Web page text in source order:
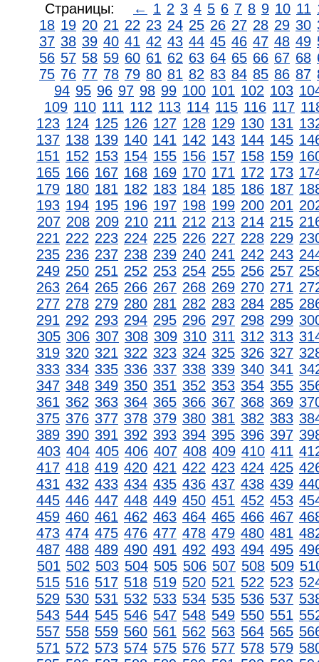
Страницы: ← 1 2 3 4 5 6 7 8 9 10 11
18 19 20 21 22 23 24 25 26 27 28 29 30
37 38 39 40 41 42 43 44 45 46 47 48 49
56 57 58 59 60 61 62 63 64 65 66 67 68
75 76 77 78 79 80 81 82 83 84 85 86 87
94 95 96 97 98 99 100 101 102 103
109 110 111 112 113 114 115 116 117
123 124 125 126 127 128 129 130 131
137 138 139 140 141 142 143 144 145
151 152 153 154 155 156 157 158 159
165 166 167 168 169 170 171 172 173
179 180 181 182 183 184 185 186 187
193 194 195 196 197 198 199 200 201
207 208 209 210 211 212 213 214 215
221 222 223 224 225 226 227 228 229
235 236 237 238 239 240 241 242 243
249 250 251 252 253 254 255 256 257
263 264 265 266 267 268 269 270 271
277 278 279 280 281 282 283 284 285
291 292 293 294 295 296 297 298 299
305 306 307 308 309 310 311 312 313
319 320 321 322 323 324 325 326 327
333 334 335 336 337 338 339 340 341
347 348 349 350 351 352 353 354 355
361 362 363 364 365 366 367 368 369
375 376 377 378 379 380 381 382 383
389 390 391 392 393 394 395 396 397
403 404 405 406 407 408 409 410 411
417 418 419 420 421 422 423 424 425
431 432 433 434 435 436 437 438 439
445 446 447 448 449 450 451 452 453
459 460 461 462 463 464 465 466 467
473 474 475 476 477 478 479 480 481
487 488 489 490 491 492 493 494 495
501 502 503 504 505 506 507 508 509
515 516 517 518 519 520 521 522 523
529 530 531 532 533 534 535 536 537
543 544 545 546 547 548 549 550 551
557 558 559 560 561 562 563 564 565
571 572 573 574 575 576 577 578 579